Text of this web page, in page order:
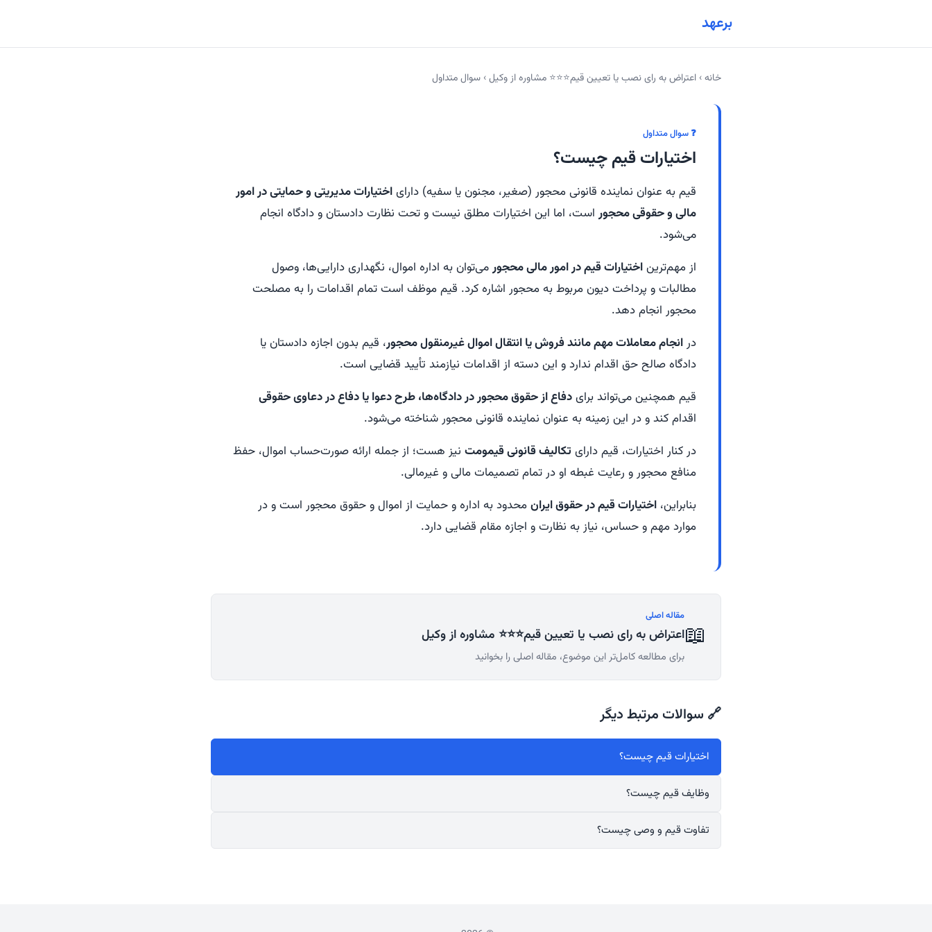
برعهد
خانه› اعتراض به رای نصب یا تعیین قیم⭐⭐⭐ مشاوره از وکیل› سوال متداول
❓ سوال متداول
اختیارات قیم چیست؟
قیم به عنوان نماینده قانونی محجور (صغیر، مجنون یا سفیه) دارایاختیارات مدیریتی و حمایتی در امور
مالی و حقوقی محجوراست، اما این اختیارات مطلق نیست و تحت نظارت دادستان و دادگاه انجام
می‌شود.
از مهم‌تریناختیارات قیم در امور مالی محجورمی‌توان به اداره اموال، نگهداری دارایی‌ها، وصول
مطالبات و پرداخت دیون مربوط به محجور اشاره کرد. قیم موظف است تمام اقدامات را به مصلحت
محجور انجام دهد.
در انجام معاملات مهم مانند فروش یا انتقال اموال غیرمنقول محجور، قیم بدون اجازه دادستان یا
دادگاه صالح حق اقدام ندارد و این دسته از اقدامات نیازمند تأیید قضایی است.
قیم همچنین می‌تواند برایدفاع از حقوق محجور در دادگاه‌ها، طرح دعوا یا دفاع در دعاوی حقوقی
اقدام کند و در این زمینه به عنوان نماینده قانونی محجور شناخته می‌شود.
در کنار اختیارات، قیم دارای تکالیف قانونی قیمومت نیز هست؛ از جمله ارائه صورت‌حساب اموال، حفظ
منافع محجور و رعایت غبطه او در تمام تصمیمات مالی و غیرمالی.
بنابراین، اختیارات قیم در حقوق ایران محدود به اداره و حمایت از اموال و حقوق محجور است و در
موارد مهم و حساس، نیاز به نظارت و اجازه مقام قضایی دارد.
📖
مقاله اصلی
اعتراض به رای نصب یا تعیین قیم⭐⭐⭐ مشاوره از وکیل
برای مطالعه کامل‌تر این موضوع، مقاله اصلی را بخوانید
🔗 سوالات مرتبط دیگر
اختیارات قیم چیست؟
وظایف قیم چیست؟
تفاوت قیم و وصی چیست؟